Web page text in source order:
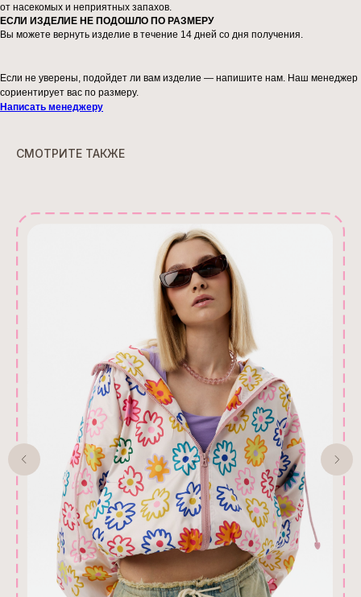
от насекомых и неприятных запахов.
ЕСЛИ ИЗДЕЛИЕ НЕ ПОДОШЛО ПО РАЗМЕРУ
Вы можете вернуть изделие в течение 14 дней со дня получения.
Если не уверены, подойдет ли вам изделие — напишите нам. Наш менеджер
сориентирует вас по размеру.
Написать менеджеру
СМОТРИТЕ ТАКЖЕ